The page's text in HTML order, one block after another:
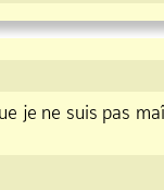
ne suis pas